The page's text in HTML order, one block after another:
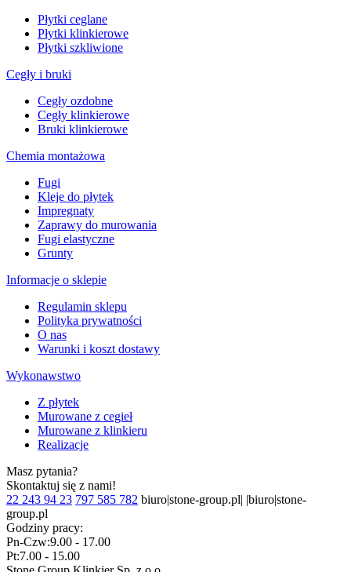
Płytki ceglane
Płytki klinkierowe
Płytki szkliwione
Cegły i bruki
Cegły ozdobne
Cegły klinkierowe
Bruki klinkierowe
Chemia montażowa
Fugi
Kleje do płytek
Impregnaty
Zaprawy do murowania
Fugi elastyczne
Grunty
Informacje o sklepie
Regulamin sklepu
Polityka prywatności
O nas
Warunki i koszt dostawy
Wykonawstwo
Z płytek
Murowane z cegieł
Murowane z klinkieru
Realizacje
Masz pytania?
Skontaktuj się z nami!
22 243 94 23 797 585 782 biuro|stone-group.pl| |biuro|stone-
group.pl
Godziny pracy:
Pn-Czw:9.00 - 17.00
Pt:7.00 - 15.00